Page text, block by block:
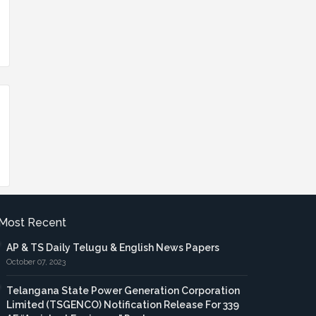
Recent
AP & TS Daily Telugu & English News Papers
October 07, 2023
Telangana State Power Generation Corporation
Limited (TSGENCO) Notification Release For 339